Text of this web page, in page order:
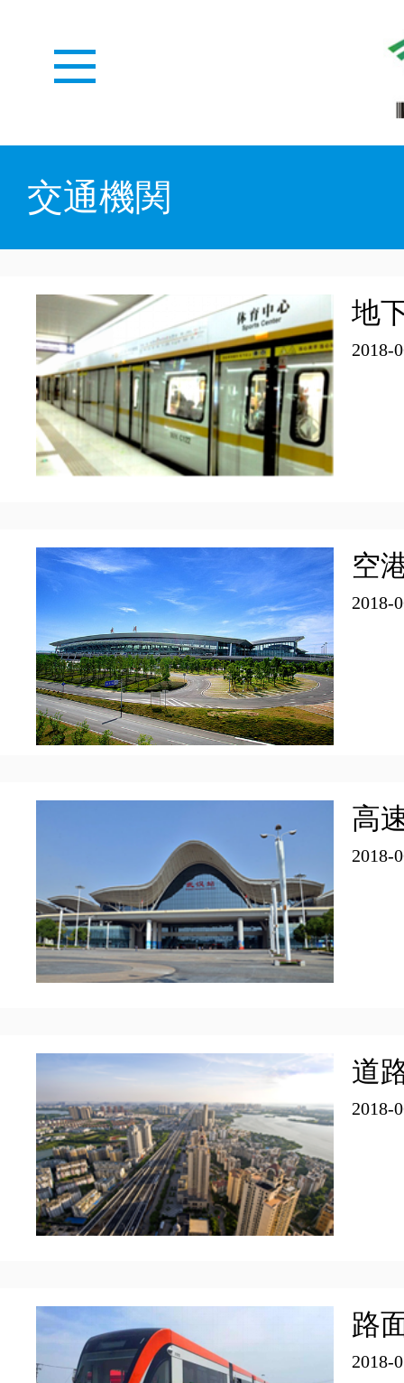
ホーム
WEDZとは
概況
組織
ギャラリー
映像
メディアセンター
ニュース
特集
図表
産業
企業
会社
工業団地
手続き
政策
プロジェクト
人材政策
暮らし
交通機関
ビザ
教育
観光
中文
ENGLISH
FRANÇAIS
DEUTSCH
交通機関
地
2018-
空
2018-
高
2018-
道
2018-
路
2018-